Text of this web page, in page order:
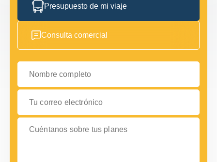
Presupuesto de mi viaje
Consulta comercial
Nombre completo
Tu correo electrónico
Cuéntanos sobre tus planes